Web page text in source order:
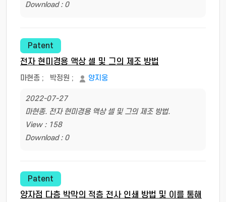
Download : 0
Patent
전자 현미경용 액상 셀 및 그의 제조 방법
마현종 ; 박정원 ; 양지웅
2022-07-27
마현종. 전자 현미경용 액상 셀 및 그의 제조 방법.
View : 158
Download : 0
Patent
양자점 다층 박막의 적층 전사 인쇄 방법 및 이를 통해